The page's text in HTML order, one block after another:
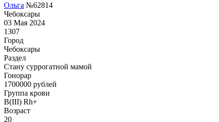
Ольга №62814
Чебоксары
03 Мая 2024
1307
Город
Чебоксары
Раздел
Cтану суррогатной мамой
Гонoрар
1700000 рублей
Группа крови
B(III) Rh+
Возраст
20